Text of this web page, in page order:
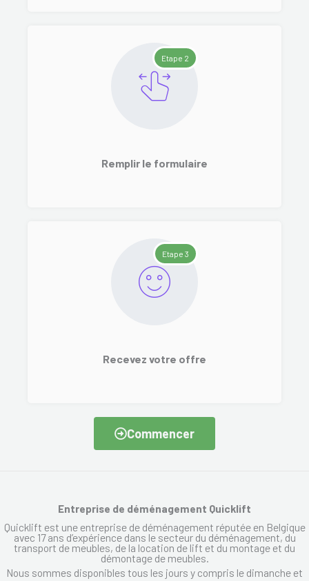
Etape 2
Remplir le formulaire
Etape 3
Recevez votre offre
Commencer
Entreprise de déménagement Quicklift
Quicklift est une entreprise de déménagement réputée en Belgique
avec 17 ans d’expérience dans le secteur du déménagement, du
transport de meubles, de la location de lift et du montage et du
démontage de meubles.
Nous sommes disponibles tous les jours y compris le dimanche et